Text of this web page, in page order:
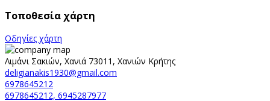
Τοποθεσία χάρτη
Οδηγίες χάρτη
Λιμάνι Σακιών, Χανιά 73011, Χανιών Κρήτης
deligianakis1930@gmail.com
6978645212
6978645212, 6945287977